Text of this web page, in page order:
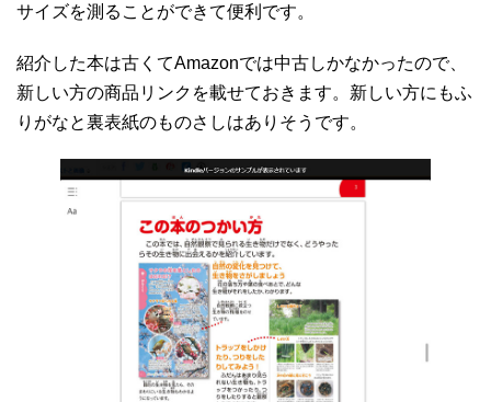
サイズを測ることができて便利です。
紹介した本は古くてAmazonでは中古しかなかったので、
新しい方の商品リンクを載せておきます。新しい方にもふ
りがなと裏表紙のものさしはありそうです。